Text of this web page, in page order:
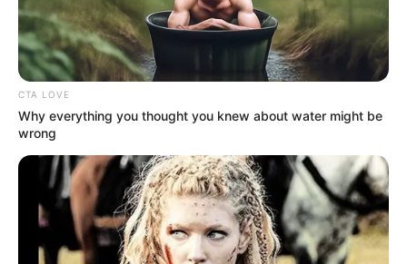
CICLISMO
Ciclismo colombiano de
pleno recorrido
FACATATIVÁ,
CUNDINAMARCA
Fiscal deja libre a
conductor borracho en
CTA LOVE
Why everything you thought you knew about water might be
wrong